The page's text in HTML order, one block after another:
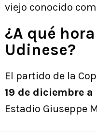
viejo conocido
¿A qué
Udinese?
El partido de la
19 de diciembre
Estadio Giuseppe